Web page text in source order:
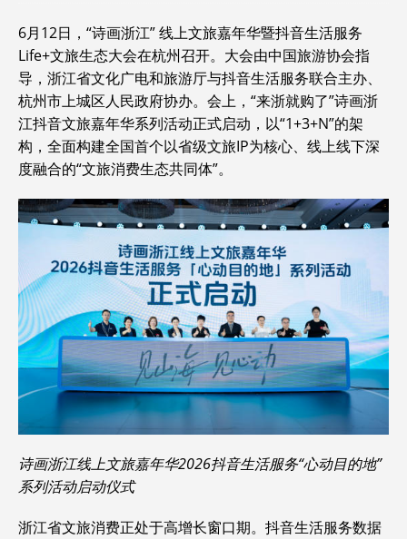
6月12日，“诗画浙江” 线上文旅嘉年华暨抖音生活服务
Life+文旅生态大会在杭州召开。大会由中国旅游协会指
导，浙江省文化广电和旅游厅与抖音生活服务联合主办、
杭州市上城区人民政府协办。会上，“来浙就购了”诗画浙
江抖音文旅嘉年华系列活动正式启动，以“1+3+N”的架
构，全面构建全国首个以省级文旅IP为核心、线上线下深
度融合的“文旅消费生态共同体”。
诗画浙江线上文旅嘉年华2026抖音生活服务“心动目的地”
系列活动启动仪式
浙江省文旅消费正处于高增长窗口期。抖音生活服务数据